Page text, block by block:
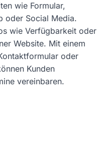
wie Formular,
oder Social Media.
wie Verfügbarkeit oder
Website. Mit einem
oder
Kunden
vereinbaren.